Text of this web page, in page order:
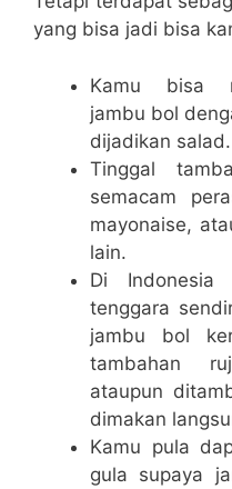
yang bisa jadi bisa
Kamu bisa
jambu bol
dijadikan salad.
Tinggal
semacam
mayonaise,
lain.
Di Indonesia
tenggara
jambu bol
tambahan
ataupun
dimakan
Kamu pula
gula supaya